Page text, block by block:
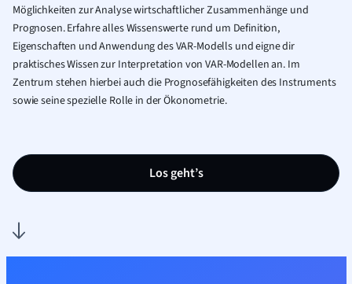
Möglichkeiten zur Analyse wirtschaftlicher Zusammenhänge und
Prognosen. Erfahre alles Wissenswerte rund um Definition,
Eigenschaften und Anwendung des VAR-Modells und eigne dir
praktisches Wissen zur Interpretation von VAR-Modellen an. Im
Zentrum stehen hierbei auch die Prognosefähigkeiten des Instruments
sowie seine spezielle Rolle in der Ökonometrie.
Los geht’s